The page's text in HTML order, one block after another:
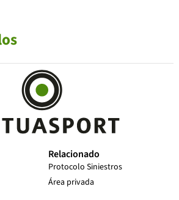
Relacionado
Protocolo Siniestros
Área privada